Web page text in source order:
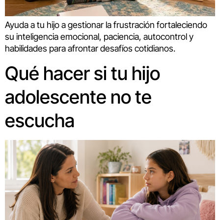
Ayuda a tu hijo a gestionar la frustración fortaleciendo
su inteligencia emocional, paciencia, autocontrol y
habilidades para afrontar desafíos cotidianos.
Qué hacer si tu hijo
adolescente no te
escucha